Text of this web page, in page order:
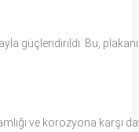
güçlendirildi. Bu,
ve korozyona karşı